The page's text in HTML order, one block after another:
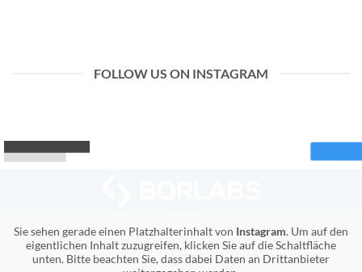
FOLLOW US ON INSTAGRAM
Sie sehen gerade einen Platzhalterinhalt von Instagram. Um auf den
eigentlichen Inhalt zuzugreifen, klicken Sie auf die Schaltfläche
unten. Bitte beachten Sie, dass dabei Daten an Drittanbieter